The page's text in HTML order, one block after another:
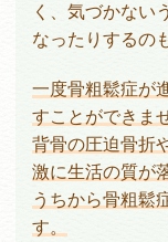
く、気づかない
なったりするの
一度骨粗鬆症が
すことができま
背骨の圧迫骨折
激に生活の質が
うちから骨粗鬆
す。